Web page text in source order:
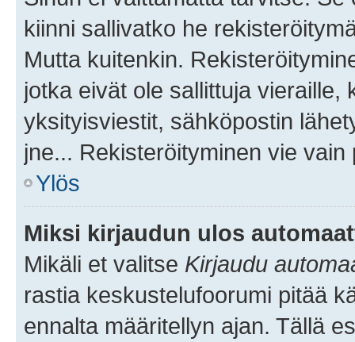
kiinni sallivatko he
Mutta kuitenkin.
jotka eivät ole sallittuja vieraille,
yksityisviestit, sähköpostin
jne... Rekisteröityminen vie
Ylös
Miksi kirjaudun ulos
Mikäli et valitse Kirjaudu
rastia keskustelufoorumi pitää
ennalta määritellyn ajan. Tällä